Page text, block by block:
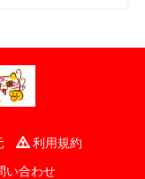
利用規約
い合わせ